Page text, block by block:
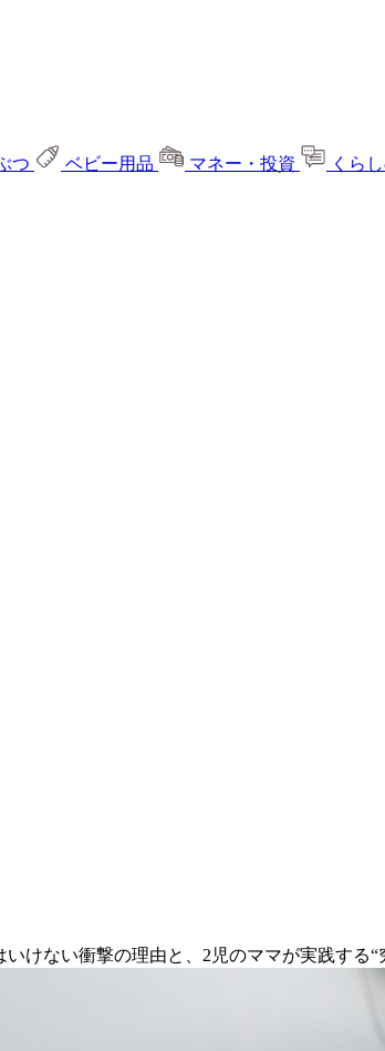
つ ベビー用品 マネー・投資 くら
けない衝撃の理由と、2児のママが実践する“